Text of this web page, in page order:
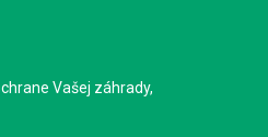
Vašej záhrady,